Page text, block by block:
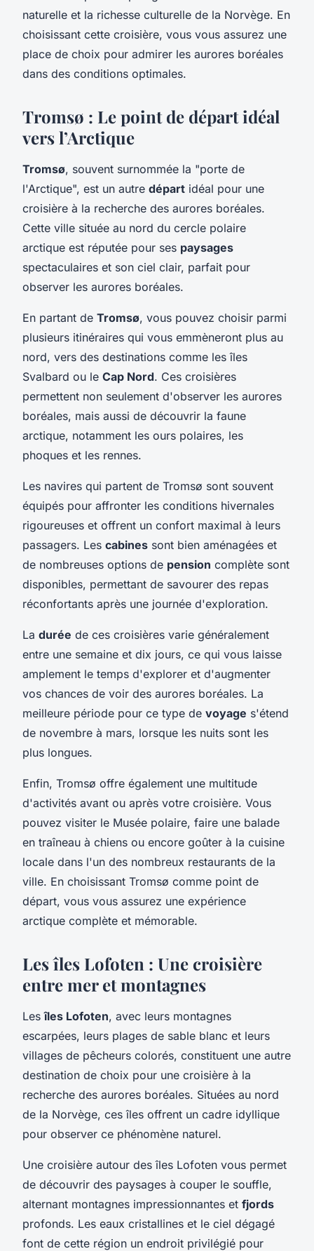
naturelle et la richesse culturelle de la Norvège. En
choisissant cette croisière, vous vous assurez une
place de choix pour admirer les aurores boréales
dans des conditions optimales.
Tromsø : Le point de départ idéal
vers l’Arctique
Tromsø, souvent surnommée la "porte de
l'Arctique", est un autre départ idéal pour une
croisière à la recherche des aurores boréales.
Cette ville située au nord du cercle polaire
arctique est réputée pour ses paysages
spectaculaires et son ciel clair, parfait pour
observer les aurores boréales.
En partant de Tromsø, vous pouvez choisir parmi
plusieurs itinéraires qui vous emmèneront plus au
nord, vers des destinations comme les îles
Svalbard ou le Cap Nord. Ces croisières
permettent non seulement d'observer les aurores
boréales, mais aussi de découvrir la faune
arctique, notamment les ours polaires, les
phoques et les rennes.
Les navires qui partent de Tromsø sont souvent
équipés pour affronter les conditions hivernales
rigoureuses et offrent un confort maximal à leurs
passagers. Les cabines sont bien aménagées et
de nombreuses options de pension complète sont
disponibles, permettant de savourer des repas
réconfortants après une journée d'exploration.
La durée de ces croisières varie généralement
entre une semaine et dix jours, ce qui vous laisse
amplement le temps d'explorer et d'augmenter
vos chances de voir des aurores boréales. La
meilleure période pour ce type de voyage s'étend
de novembre à mars, lorsque les nuits sont les
plus longues.
Enfin, Tromsø offre également une multitude
d'activités avant ou après votre croisière. Vous
pouvez visiter le Musée polaire, faire une balade
en traîneau à chiens ou encore goûter à la cuisine
locale dans l'un des nombreux restaurants de la
ville. En choisissant Tromsø comme point de
départ, vous vous assurez une expérience
arctique complète et mémorable.
Les îles Lofoten : Une croisière
entre mer et montagnes
Lesîles Lofoten, avec leurs montagnes
escarpées, leurs plages de sable blanc et leurs
villages de pêcheurs colorés, constituent une autre
destination de choix pour une croisière à la
recherche des aurores boréales. Situées au nord
de la Norvège, ces îles offrent un cadre idyllique
pour observer ce phénomène naturel.
Une croisière autour des îles Lofoten vous permet
de découvrir des paysages à couper le souffle,
alternant montagnes impressionnantes et fjords
profonds. Les eaux cristallines et le ciel dégagé
font de cette région un endroit privilégié pour